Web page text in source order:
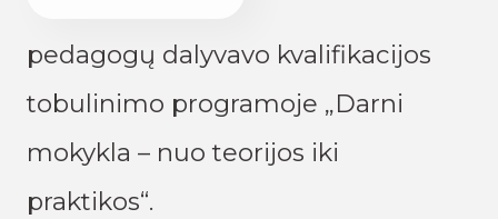
pedagogų dalyvavo kvalifikacijos
tobulinimo programoje „Darni
mokykla – nuo teorijos iki
praktikos“.